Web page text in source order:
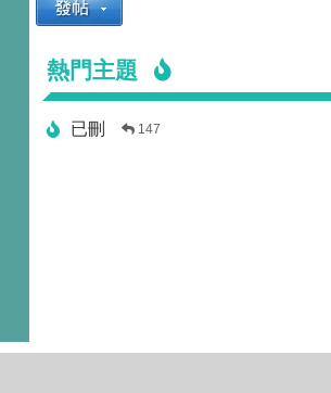
熱門主題
已刪 147